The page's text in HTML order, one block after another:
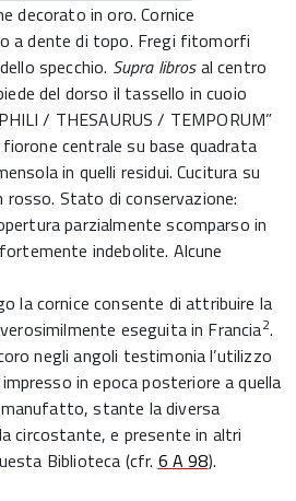
decorato in oro. Cornice
a dente di topo. Fregi fitomorfi
specchio. Supra librosal centro
del dorso il tassello in cuoio
/ THESAURUS / TEMPORUM”
fiorone centrale su base quadrata
in quelli residui. Cucitura su
rosso. Stato di conservazione:
parzialmente scomparso in
indebolite. Alcune
la cornice consente di attribuire la
eseguita in Francia2.
negli angoli testimonia l’utilizzo
impresso in epoca posteriore a quella
stante la diversa
circostante, e presente in altri
Biblioteca (cfr. 6 A 98).